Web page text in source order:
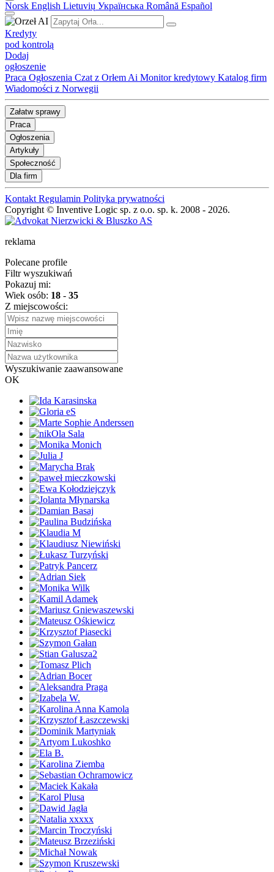
Norsk English Lietuvių Українська Română Español
Kredyty
pod kontrolą
Dodaj
ogłoszenie
Praca Ogłoszenia Czat z Orłem Ai Monitor kredytowy Katalog firm
Wiadomości z Norwegii
Załatw sprawy
Praca
Ogłoszenia
Artykuły
Społeczność
Dla firm
Kontakt Regulamin Polityka prywatności
Copyright © Inventive Logic sp. z o.o. sp. k. 2008 - 2026.
reklama
Polecane profile
Filtr wyszukiwań
Pokazuj mi:
Wiek osób: 18 - 35
Z miejscowości:
Wyszukiwanie zaawansowane
OK